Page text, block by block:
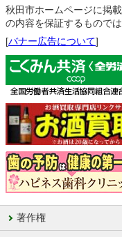
秋田市ホームページに掲
の内容を保証するものでは
[バナー広告について]
著作権